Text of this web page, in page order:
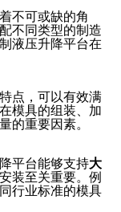
不可或缺的角
不同类型的制造
液压升降平台在
点，可以有效满
模具的组装、加
的重要因素。
平台能够支持大
装至关重要。例
行业标准的模具